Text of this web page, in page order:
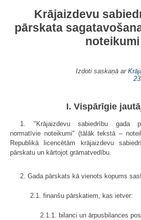
Krājaizdevu
pārskata
noteikumi
Izdoti saskaņā ar
I. Vispārīgie
1. "Krājaizdevu sabiedrību gada
normatīvie noteikumi" (tālāk tekstā –
Republikā licencētām krājaizdevu
pārskatu un kārtojot grāmatvedību.
2. Gada pārskats kā vienots kopums
2.1. finanšu pārskatiem, kas ietver:
2.1.1. bilanci un ārpusbilances